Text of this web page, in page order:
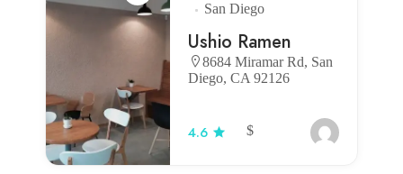
San Diego
Ushio Ramen
8684 Miramar Rd, San
Diego, CA 92126
4.6 $